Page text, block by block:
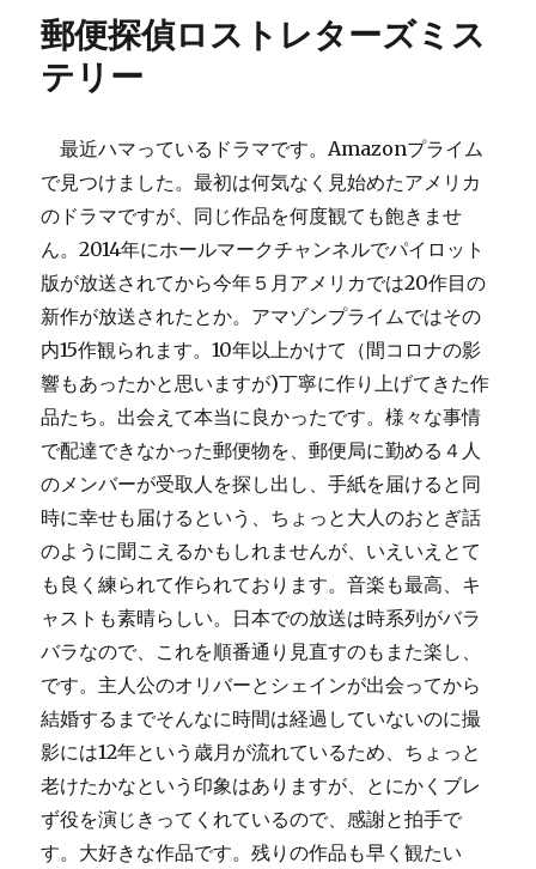
ッ
ー
し
郵便探偵ロストレターズミス
テリー
最近ハマっているドラマです。Amazonプライム
で見つけました。最初は何気なく見始めたアメリカ
のドラマですが、同じ作品を何度観ても飽きませ
ん。2014年にホールマークチャンネルでパイロット
版が放送されてから今年５月アメリカでは20作目の
新作が放送されたとか。アマゾンプライムではその
内15作観られます。10年以上かけて（間コロナの影
響もあったかと思いますが)丁寧に作り上げてきた作
品たち。出会えて本当に良かったです。様々な事情
で配達できなかった郵便物を、郵便局に勤める４人
のメンバーが受取人を探し出し、手紙を届けると同
時に幸せも届けるという、ちょっと大人のおとぎ話
のように聞こえるかもしれませんが、いえいえとて
も良く練られて作られております。音楽も最高、キ
ャストも素晴らしい。日本での放送は時系列がバラ
バラなので、これを順番通り見直すのもまた楽し、
です。主人公のオリバーとシェインが出会ってから
結婚するまでそんなに時間は経過していないのに撮
影には12年という歳月が流れているため、ちょっと
老けたかなという印象はありますが、とにかくブレ
ず役を演じきってくれているので、感謝と拍手で
す。大好きな作品です。残りの作品も早く観たい